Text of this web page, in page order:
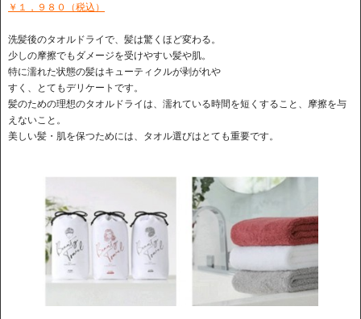
￥１，９８０（税込）
洗髪後のタオルドライで、髪は驚くほど変わる。
少しの摩擦でもダメージを受けやすい髪や肌。
特に濡れた状態の髪はキューティクルが剥がれや
すく、とてもデリケートです。
髪のための理想のタオルドライは、濡れている時間を短くすること、摩擦を与
えないこと。
美しい髪・肌を保つためには、タオル選びはとても重要です。